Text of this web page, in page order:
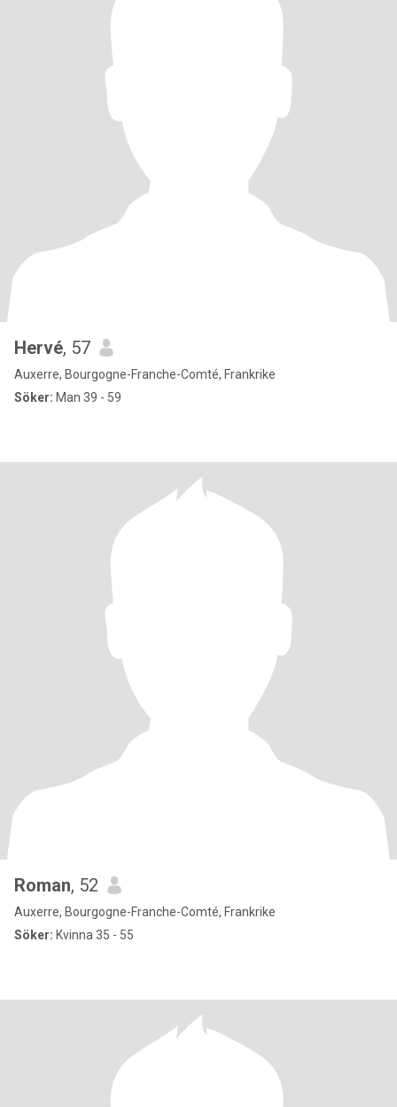
Hervé, 57
Auxerre, Bourgogne-Franche-Comté, Frankrike
Söker: Man 39 - 59
Roman, 52
Auxerre, Bourgogne-Franche-Comté, Frankrike
Söker: Kvinna 35 - 55